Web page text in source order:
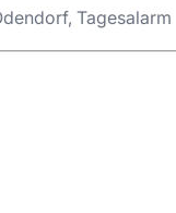
Tagesalarm